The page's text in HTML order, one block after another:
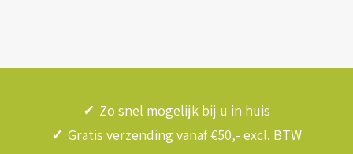
✓ Zo snel mogelijk bij u in huis
✓ Gratis verzending vanaf €50,- excl. BTW